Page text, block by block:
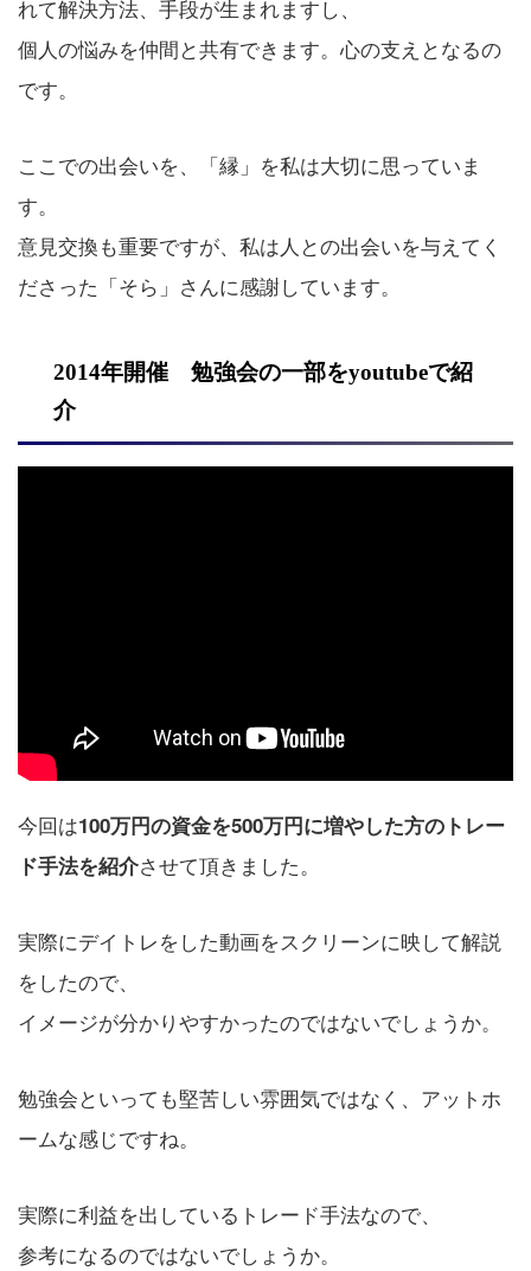
れて解決方法、手段が生まれますし、
個人の悩みを仲間と共有できます。心の支えとなるの
です。
ここでの出会いを、「縁」を私は大切に思っていま
す。
意見交換も重要ですが、私は人との出会いを与えてく
ださった「そら」さんに感謝しています。
2014年開催 勉強会の一部をyoutubeで紹
介
今回は100万円の資金を500万円に増やした方のトレー
ド手法を紹介させて頂きました。
実際にデイトレをした動画をスクリーンに映して解説
をしたので、
イメージが分かりやすかったのではないでしょうか。
勉強会といっても堅苦しい雰囲気ではなく、アットホ
ームな感じですね。
実際に利益を出しているトレード手法なので、
参考になるのではないでしょうか。